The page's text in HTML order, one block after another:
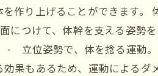
作り上げることができます。
つけて、体幹を支える姿勢
立位姿勢で、体を捻る運動
果もあるため、運動による